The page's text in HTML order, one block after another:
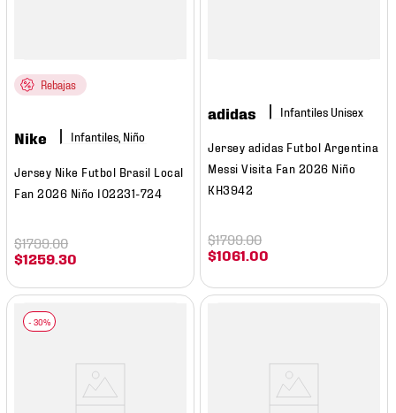
Rebajas
Nike Infantiles, Niño
Jersey Nike Futbol Brasil Local
Fan 2026 Niño IO2231-724
$1259.30
$1799.00
adidas
Jersey adidas Futbol Argentina
Messi Visita Fan 2026 Niño
KH3942
$1061.00
$1799.00